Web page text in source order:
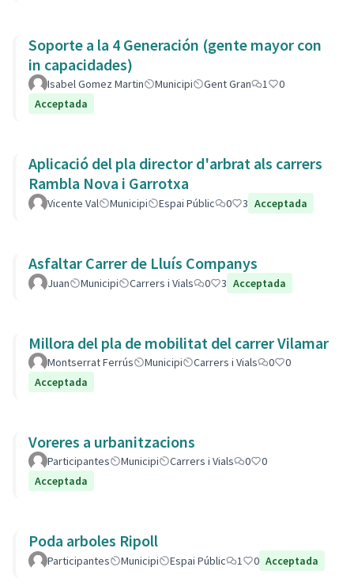
Soporte a la 4 Generación (gente mayor con
in capacidades)
Isabel Gomez Martin Municipi Gent Gran 1
0
Acceptada
Aplicació del pla director d'arbrat als carrers
Rambla Nova i Garrotxa
Vicente Val Municipi Espai Públic 0 3 Acceptada
Asfaltar Carrer de Lluís Companys
Juan Municipi Carrers i Vials 0 3 Acceptada
Millora del pla de mobilitat del carrer Vilamar
Montserrat Ferrús Municipi Carrers i Vials 0
0
Acceptada
Voreres a urbanitzacions
Participantes Municipi Carrers i Vials 0
0
Acceptada
Poda arboles Ripoll
Participantes Municipi Espai Públic 1 0 Acceptada